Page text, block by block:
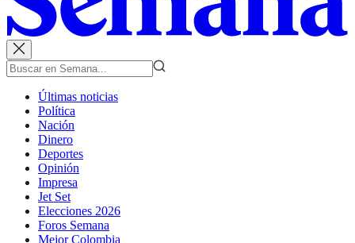
Últimas noticias
Política
Nación
Dinero
Deportes
Opinión
Impresa
Jet Set
Elecciones 2026
Foros Semana
Mejor Colombia